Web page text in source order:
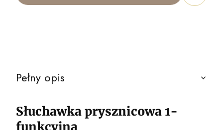
Pełny opis
Słuchawka prysznicowa 1-
funkcyjna